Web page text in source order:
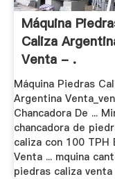
Máquina
Caliza
Venta - .
Máquina Piedras
Argentina
Chancadora De ...
chancadora de
caliza con 100 TPH
Venta ... mquina
piedras caliza venta